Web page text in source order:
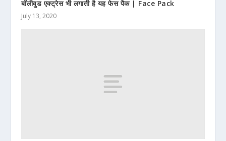
बॉलीवुड एक्ट्रेस भी लगाती है यह फेस पैक | Face Pack
July 13, 2020